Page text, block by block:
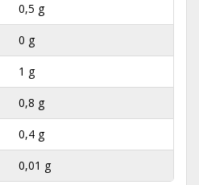
0,5 g
0 g
1 g
0,8 g
0,4 g
0,01 g